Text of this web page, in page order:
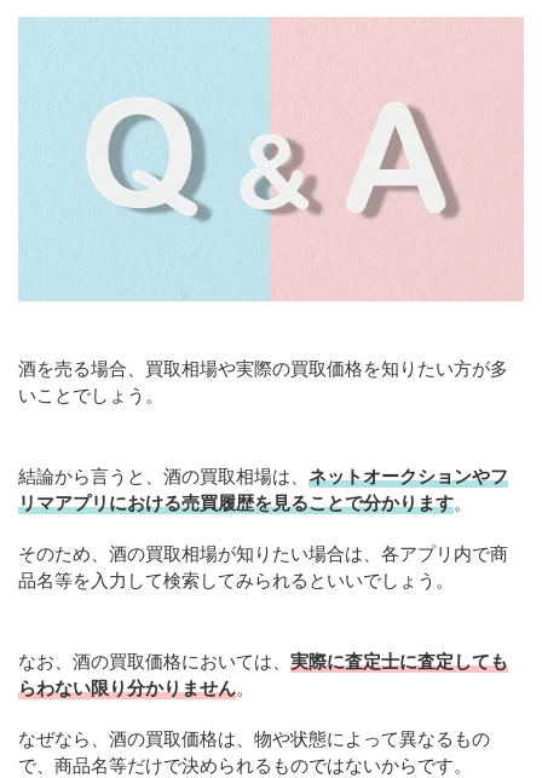
酒を売る場合、買取相場や実際の買取価格を知りたい方が多
いことでしょう。
結論から言うと、酒の買取相場は、 ネットオークションやフ
リマアプリにおける売買履歴を見ることで分かります。
そのため、酒の買取相場が知りたい場合は、各アプリ内で商
品名等を入力して検索してみられるといいでしょう。
なお、酒の買取価格においては、 実際に査定士に査定しても
らわない限り分かりません。
なぜなら、酒の買取価格は、物や状態によって異なるもの
で、商品名等だけで決められるものではないからです。